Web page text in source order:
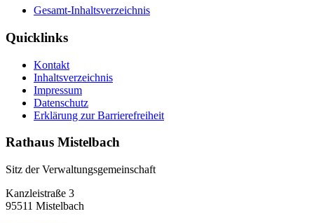
Gesamt-Inhaltsverzeichnis
Quicklinks
Kontakt
Inhaltsverzeichnis
Impressum
Datenschutz
Erklärung zur Barrierefreiheit
Rathaus Mistelbach
Sitz der Verwaltungsgemeinschaft
Kanzleistraße 3
95511 Mistelbach